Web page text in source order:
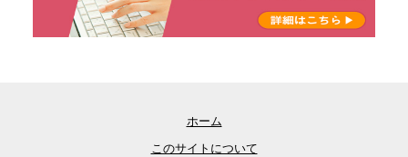
ホーム
このサイトについて